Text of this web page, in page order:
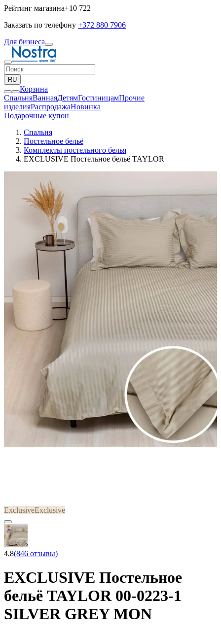
Рейтинг магазина+10 722
Заказать по телефону +372 880 7906
Для бизнеса
RU
Корзина
СпальняВаннаяДетямГостиницамПрочие
изделияPаспродажаНовинка
Подарочные купон
Спальня
Постельное бельё
Комплекты постельного белья
EXCLUSIVE Постельное бельё TAYLOR
ExclusiveExclusive
4,8(846 отзывы)
EXCLUSIVE Постельное
бельё TAYLOR 00-0223-1
SILVER GREY MON